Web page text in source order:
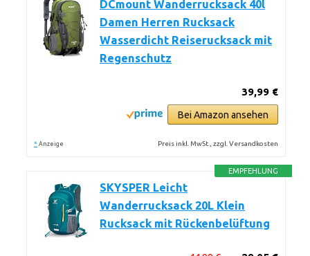
DCmount Wanderrucksack 40l
Damen Herren Rucksack
Wasserdicht Reiserucksack mit
Regenschutz
39,99 €
Bei Amazon ansehen
* Anzeige Preis inkl. MwSt., zzgl. Versandkosten
EMPFEHLUNG
SKYSPER Leicht
Wanderrucksack 20L Klein
Rucksack mit Rückenbelüftung